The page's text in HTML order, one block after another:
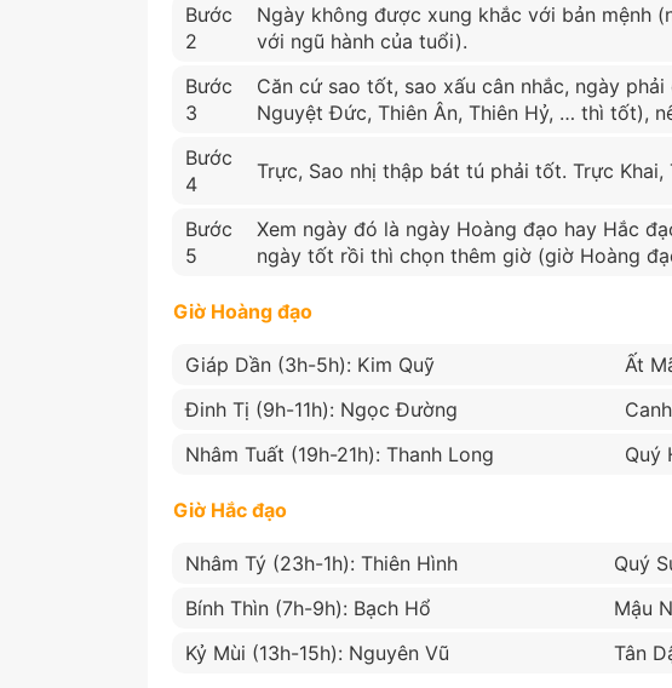
Bước
2
Ngày không được xung khắc với bản mệnh
với ngũ hành của tuổi).
Bước
3
Căn cứ sao tốt, sao xấu cân nhắc, ngày
Nguyệt Đức, Thiên Ân, Thiên Hỷ, … thì tốt),
Bước
4
Trực, Sao nhị thập bát tú phải tốt. Trực
Bước
5
Xem ngày đó là ngày Hoàng đạo hay Hắc
ngày tốt rồi thì chọn thêm giờ (giờ Hoàng
Giờ Hoàng đạo
Giáp Dần (3h-5h): Kim Quỹ
Ất
Đinh Tị (9h-11h): Ngọc Đường
Nhâm Tuất (19h-21h): Thanh Long
Quý
Giờ Hắc đạo
Nhâm Tý (23h-1h): Thiên Hình
Quý
Bính Thìn (7h-9h): Bạch Hổ
Mậu
Kỷ Mùi (13h-15h): Nguyên Vũ
Tân